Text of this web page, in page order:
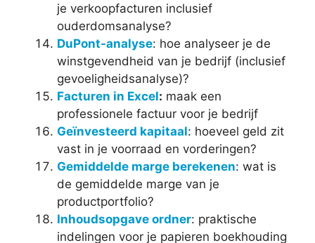
je verkoopfacturen inclusief
ouderdomsanalyse?
DuPont-analyse: hoe analyseer je de
winstgevendheid van je bedrijf (inclusief
gevoeligheidsanalyse)?
Facturen in Excel: maak een
professionele factuur voor je bedrijf
Geïnvesteerd kapitaal: hoeveel geld zit
vast in je voorraad en vorderingen?
Gemiddelde marge berekenen: wat is
de gemiddelde marge van je
productportfolio?
Inhoudsopgave ordner: praktische
indelingen voor je papieren boekhouding